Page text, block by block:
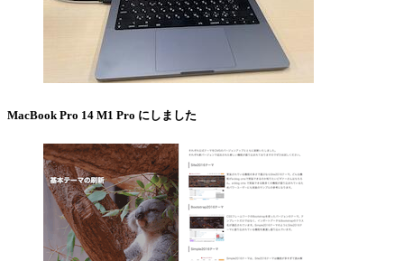
MacBook Pro 14 M1 Pro にしました